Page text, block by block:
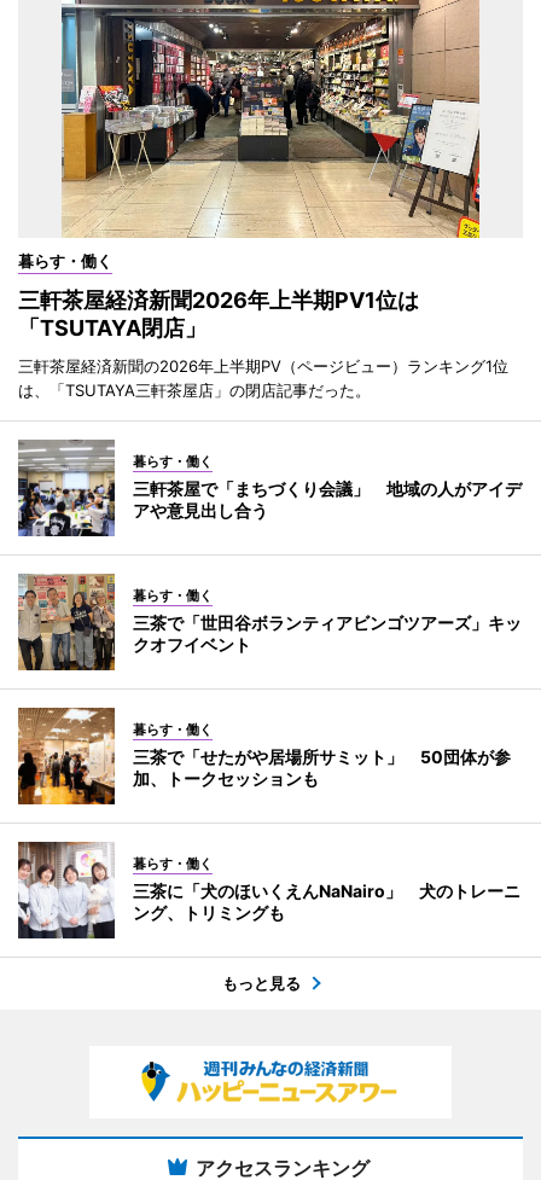
暮らす・働く
三軒茶屋経済新聞2026年上半期PV1位は
「TSUTAYA閉店」
三軒茶屋経済新聞の2026年上半期PV（ページビュー）ランキング1位
は、「TSUTAYA三軒茶屋店」の閉店記事だった。
暮らす・働く
三軒茶屋で「まちづくり会議」 地域の人がアイデ
アや意見出し合う
暮らす・働く
三茶で「世田谷ボランティアビンゴツアーズ」キッ
クオフイベント
暮らす・働く
三茶で「せたがや居場所サミット」 50団体が参
加、トークセッションも
暮らす・働く
三茶に「犬のほいくえんNaNairo」 犬のトレーニ
ング、トリミングも
もっと見る
アクセスランキング